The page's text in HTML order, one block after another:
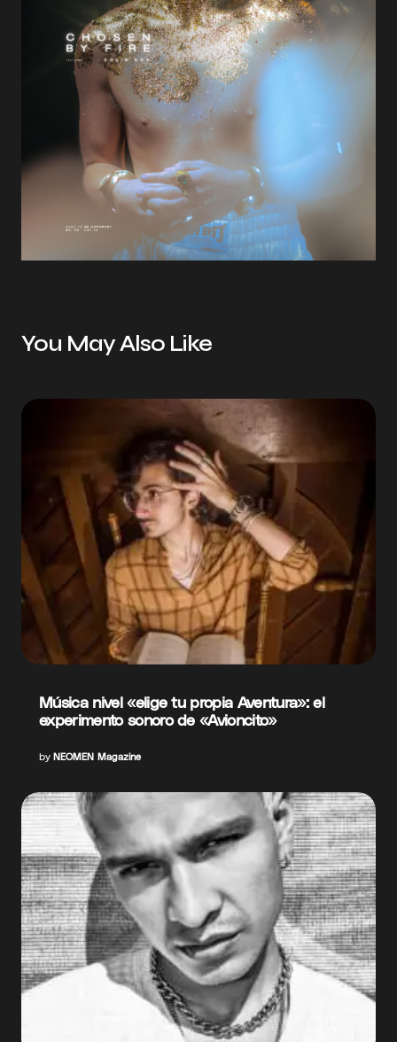
You May Also Like
Música nivel «elige tu propia Aventura»: el
experimento sonoro de «Avioncito»
by NEOMEN Magazine